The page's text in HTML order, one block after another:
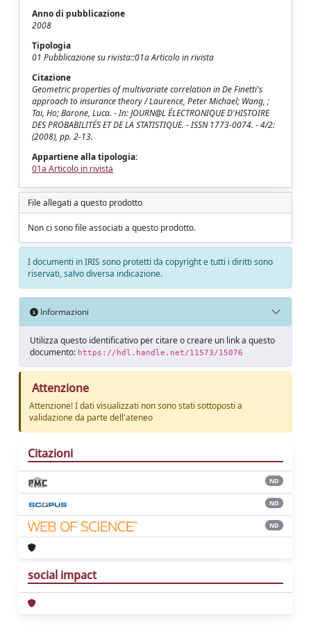
Anno di pubblicazione
2008
Tipologia
01 Pubblicazione su rivista::01a Articolo in rivista
Citazione
Geometric properties of multivariate correlation in De Finetti's
approach to insurance theory / Laurence, Peter Michael; Wang, ;
Tai, Ho; Barone, Luca. - In: JOURN@L ÉLECTRONIQUE D'HISTOIRE
DES PROBABILITÉS ET DE LA STATISTIQUE. - ISSN 1773-0074. - 4/2:
(2008), pp. 2-13.
Appartiene alla tipologia:
01a Articolo in rivista
File allegati a questo prodotto
Non ci sono file associati a questo prodotto.
I documenti in IRIS sono protetti da copyright e tutti i diritti sono
riservati, salvo diversa indicazione.
Informazioni
Utilizza questo identificativo per citare o creare un link a questo
documento: https://hdl.handle.net/11573/15076
Attenzione
Attenzione! I dati visualizzati non sono stati sottoposti a
validazione da parte dell'ateneo
Citazioni
ND
ND
ND
social impact